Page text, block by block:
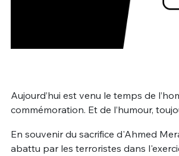
Aujourd’hui est venu le temps de
commémoration. Et de l’humour,
En souvenir du sacrifice d'Ahmed
abattu par les terroristes dans